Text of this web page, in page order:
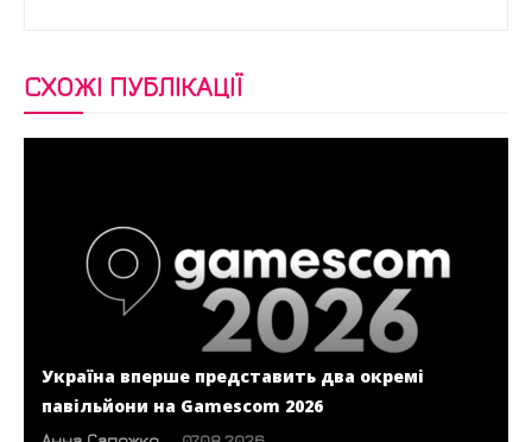
СХОЖІ ПУБЛІКАЦІЇ
Україна вперше представить два окремі
павільйони на Gamescom 2026